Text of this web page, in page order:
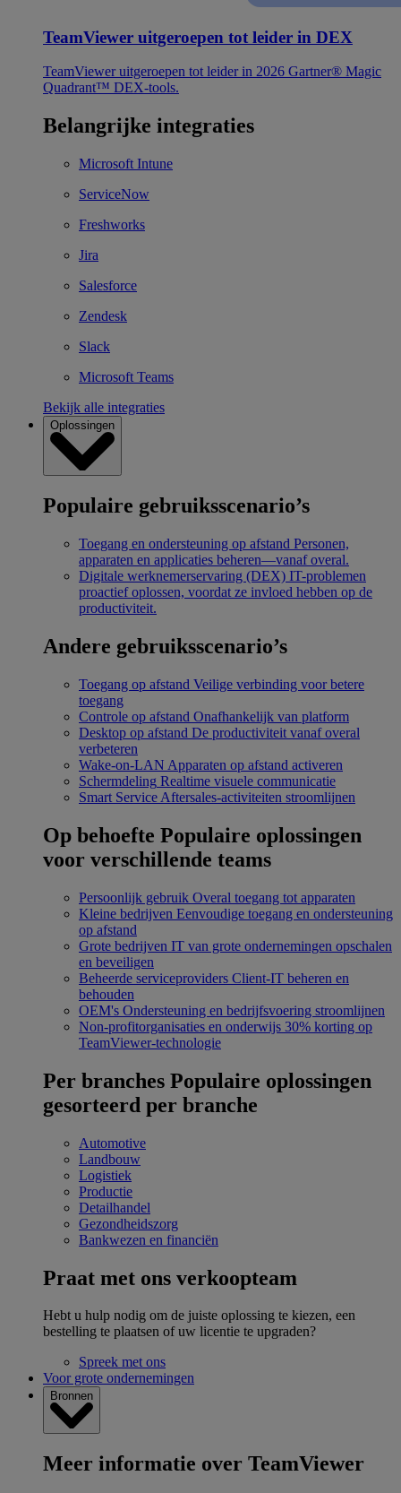
TeamViewer uitgeroepen tot leider in DEX
TeamViewer uitgeroepen tot leider in 2026 Gartner® Magic
Quadrant™ DEX-tools.
Belangrijke integraties
Microsoft Intune
ServiceNow
Freshworks
Jira
Salesforce
Zendesk
Slack
Microsoft Teams
Bekijk alle integraties
Oplossingen
Populaire gebruiksscenario’s
Toegang en ondersteuning op afstand Personen,
apparaten en applicaties beheren—vanaf overal.
Digitale werknemerservaring (DEX) IT-problemen
proactief oplossen, voordat ze invloed hebben op de
productiviteit.
Andere gebruiksscenario’s
Toegang op afstand Veilige verbinding voor betere
toegang
Controle op afstand Onafhankelijk van platform
Desktop op afstand De productiviteit vanaf overal
verbeteren
Wake-on-LAN Apparaten op afstand activeren
Schermdeling Realtime visuele communicatie
Smart Service Aftersales-activiteiten stroomlijnen
Op behoefte Populaire oplossingen
voor verschillende teams
Persoonlijk gebruik Overal toegang tot apparaten
Kleine bedrijven Eenvoudige toegang en ondersteuning
op afstand
Grote bedrijven IT van grote ondernemingen opschalen
en beveiligen
Beheerde serviceproviders Client-IT beheren en
behouden
OEM's Ondersteuning en bedrijfsvoering stroomlijnen
Non-profitorganisaties en onderwijs 30% korting op
TeamViewer-technologie
Per branches Populaire oplossingen
gesorteerd per branche
Automotive
Landbouw
Logistiek
Productie
Detailhandel
Gezondheidszorg
Bankwezen en financiën
Praat met ons verkoopteam
Hebt u hulp nodig om de juiste oplossing te kiezen, een
bestelling te plaatsen of uw licentie te upgraden?
Spreek met ons
Voor grote ondernemingen
Bronnen
Meer informatie over TeamViewer